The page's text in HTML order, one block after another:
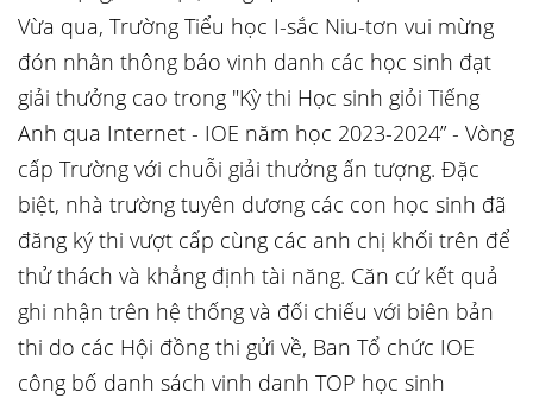
Vừa qua, Trường Tiểu học I-sắc Niu-tơn vui mừng
đón nhân thông báo vinh danh các học sinh đạt
giải thưởng cao trong "Kỳ thi Học sinh giỏi Tiếng
Anh qua Internet - IOE năm học 2023-2024” - Vòng
cấp Trường với chuỗi giải thưởng ấn tượng. Đặc
biệt, nhà trường tuyên dương các con học sinh đã
đăng ký thi vượt cấp cùng các anh chị khối trên để
thử thách và khẳng định tài năng. Căn cứ kết quả
ghi nhận trên hệ thống và đối chiếu với biên bản
thi do các Hội đồng thi gửi về, Ban Tổ chức IOE
công bố danh sách vinh danh TOP học sinh